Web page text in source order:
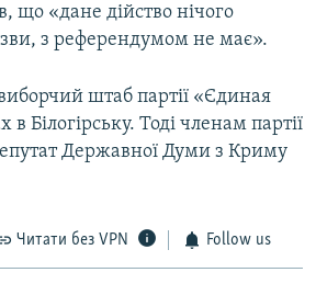
що «дане дійство нічого
з референдумом не має».
штаб партії «Єдиная
Білогірську. Тоді членам партії
Державної Думи з Криму
Читати без VPN Follow us